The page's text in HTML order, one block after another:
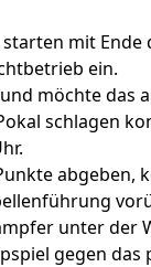
mit
ein.
möchte das
schlagen
abgeben,
unter der
gegen